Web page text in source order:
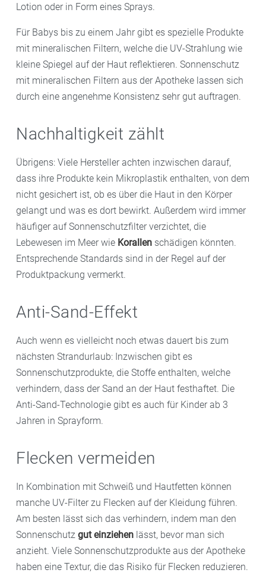
Lotion oder in Form eines Sprays.
Für Babys bis zu einem Jahr gibt es spezielle Produkte
mit mineralischen Filtern, welche die UV-Strahlung wie
kleine Spiegel auf der Haut reflektieren. Sonnenschutz
mit mineralischen Filtern aus der Apotheke lassen sich
durch eine angenehme Konsistenz sehr gut auftragen.
Nachhaltigkeit zählt
Übrigens: Viele Hersteller achten inzwischen darauf,
dass ihre Produkte kein Mikroplastik enthalten, von dem
nicht gesichert ist, ob es über die Haut in den Körper
gelangt und was es dort bewirkt. Außerdem wird immer
häufiger auf Sonnenschutzfilter verzichtet, die
Lebewesen im Meer wie Korallen schädigen könnten.
Entsprechende Standards sind in der Regel auf der
Produktpackung vermerkt.
Anti-Sand-Effekt
Auch wenn es vielleicht noch etwas dauert bis zum
nächsten Strandurlaub: Inzwischen gibt es
Sonnenschutzprodukte, die Stoffe enthalten, welche
verhindern, dass der Sand an der Haut festhaftet. Die
Anti-Sand-Technologie gibt es auch für Kinder ab 3
Jahren in Sprayform.
Flecken vermeiden
In Kombination mit Schweiß und Hautfetten können
manche UV-Filter zu Flecken auf der Kleidung führen.
Am besten lässt sich das verhindern, indem man den
Sonnenschutz gut einziehen lässt, bevor man sich
anzieht. Viele Sonnenschutzprodukte aus der Apotheke
haben eine Textur, die das Risiko für Flecken reduzieren.